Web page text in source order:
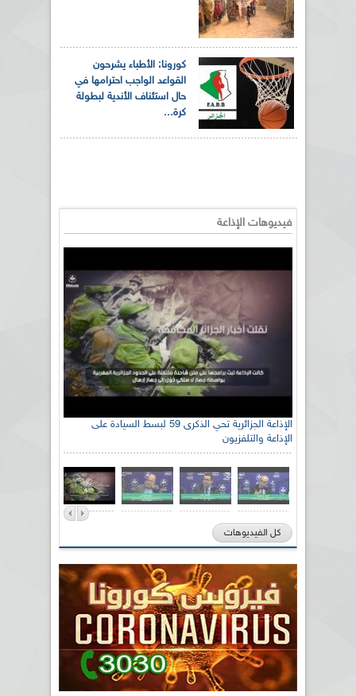
كورونا: الأطباء يشرحون
القواعد الواجب احترامها في
حال استئناف الأندية لبطولة
كرة...
فيديوهات الإذاعة
الإذاعة الجزائرية تحي الذكرى 59 لبسط السيادة على
الإذاعة والتلفزيون
كل الفيديوهات